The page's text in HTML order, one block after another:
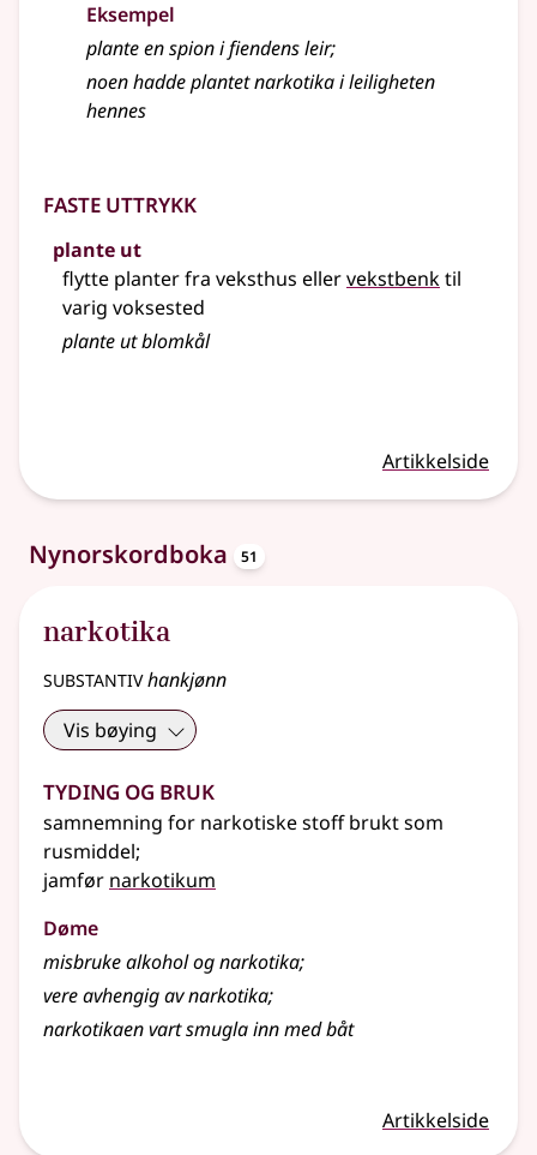
Eksempel
planteen spion i fiendens leir;
noen hadde plantet narkotika i leiligheten
hennes
Faste uttrykk
plante ut
flytte planter fra veksthus ellervekstbenktil
varig voksested
plante ut blomkål
Artikkelside
Nynorskordboka 51
narkotika
substantivhankjønn
Vis bøying
Tyding og bruk
samnemning for narkotiske stoff brukt som
rusmiddel;
jamfør narkotikum
Døme
misbruke alkohol og narkotika;
vere avhengig av narkotika;
narkotikaen vart smugla inn med båt
Artikkelside